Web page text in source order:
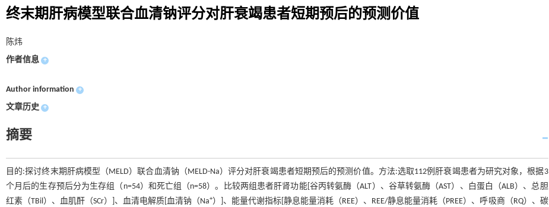
终末期肝病模型联合血清钠评分对肝衰竭患者短期预后的预测价值
陈炜
作者信息 +
Author information +
文章历史 +
摘要
目的:探讨终末期肝病模型（MELD）联合血清钠（MELD-Na）评分对肝衰竭患者短期预后的预测价值。方法:选取112例肝衰竭患者为研究对象，根据3
个月后的生存预后分为生存组（n=54）和死亡组（n=58）。比较两组患者肝肾功能[谷丙转氨酶（ALT）、谷草转氨酶（AST）、白蛋白（ALB）、总胆
红素（TBil）、血肌酐（SCr）]、血清电解质[血清钠（Na+）]、能量代谢指标[静息能量消耗（REE）、REE/静息能量消耗（PREE）、呼吸商（RQ）、碳